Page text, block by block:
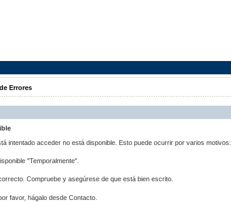
Errores
intentado acceder no está disponible. Esto puede ocurrir por varios motivos:
"Temporalmente".
Compruebe y asegúrese de que está bien escrito.
favor, hágalo desde Contacto.